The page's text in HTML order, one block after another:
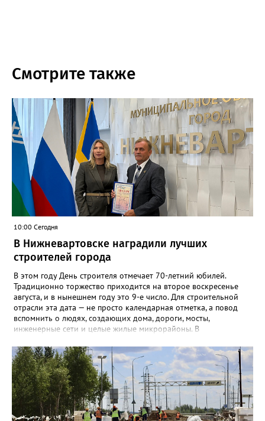
Смотрите также
10:00 Сегодня
В Нижневартовске наградили лучших
строителей города
В этом году День строителя отмечает 70-летний юбилей.
Традиционно торжество приходится на второе воскресенье
августа, и в нынешнем году это 9-е число. Для строительной
отрасли эта дата — не просто календарная отметка, а повод
вспомнить о людях, создающих дома, дороги, мосты,
инженерные сети и целые жилые микрорайоны. В
города ежегодно проводит конкурс «Лучший строитель города
Нижневартовска». К участию приглашаются строительные
организации, работающие в сфере жилищного и
коммунального строительства, а также предприятия по
производству и поставке строительных и отделочных
материалов — независимо от форм собственности и
ведомственной принадлежности, расположенные